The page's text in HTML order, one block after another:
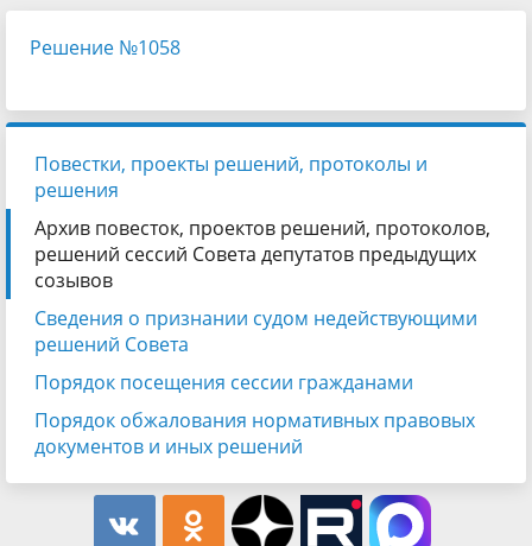
Решение №1058
Повестки, проекты решений, протоколы и
решения
Архив повесток, проектов решений, протоколов,
решений сессий Совета депутатов предыдущих
созывов
Сведения о признании судом недействующими
решений Совета
Порядок посещения сессии гражданами
Порядок обжалования нормативных правовых
документов и иных решений